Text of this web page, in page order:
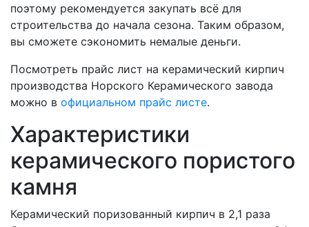
поэтому рекомендуется закупать всё для
строительства до начала сезона. Таким образом,
вы сможете сэкономить немалые деньги.
Посмотреть прайс лист на керамический кирпич
производства Норского Керамического завода
можно в официальном прайс листе.
Характеристики
керамического пористого
камня
Керамический поризованный кирпич в 2,1 раза